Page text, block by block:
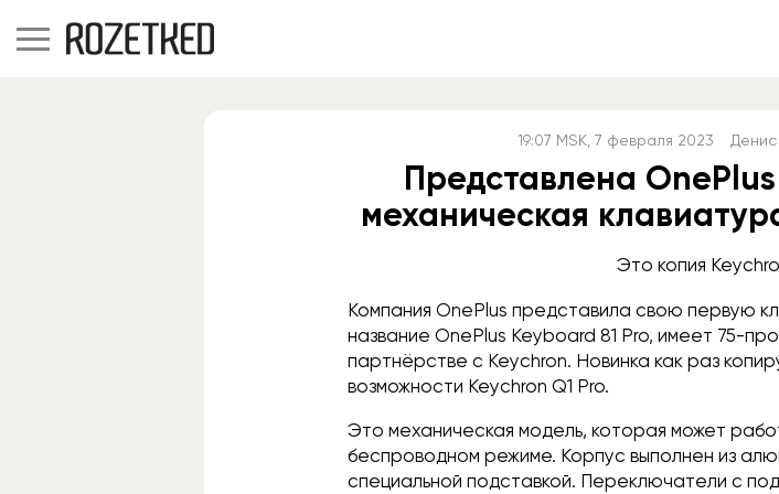
19:07 MSK , 7 февраля 2023 Денис
Представлена
механическая
Это копия
Компания OnePlus представила свою первую
название OnePlus Keyboard 81 Pro, имеет 75-
партнёрстве с Keychron. Новинка как раз
возможности Keychron Q1 Pro.
Это механическая модель, которая может
беспроводном режиме. Корпус выполнен из
специальной подставкой. Переключатели с